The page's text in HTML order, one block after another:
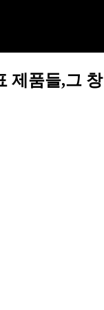
제품들,그